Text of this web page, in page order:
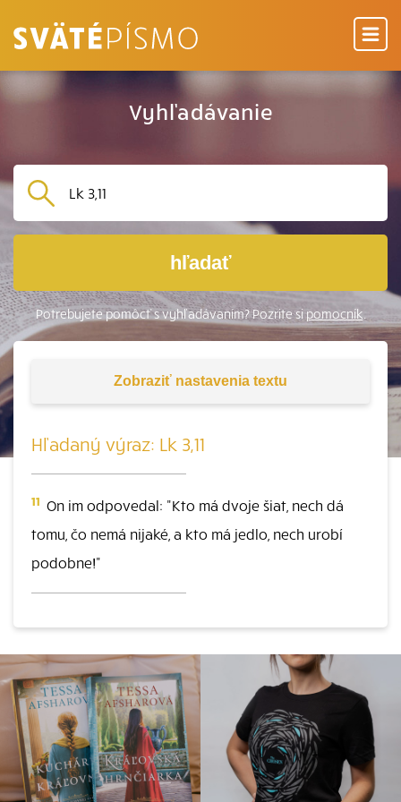
Vyhľadávanie
hľadať
Potrebujete pomôcť s vyhľadávaním? Pozrite sipomocník.
Zobraziť nastavenia textu
Hľadaný výraz: Lk 3,11
11 On im odpovedal: "Kto má dvoje šiat, nech dá
tomu, čo nemá nijaké, a kto má jedlo, nech urobí
podobne!"